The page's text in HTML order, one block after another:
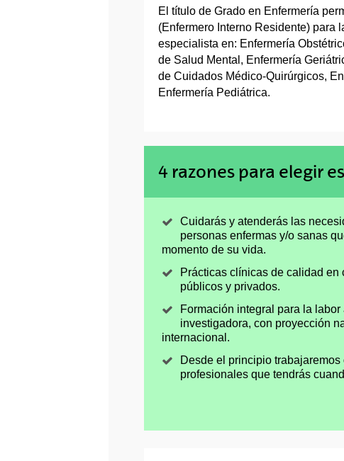
El título de Grado en Enfermería
(Enfermero Interno Residente) para
especialista en: Enfermería
de Salud Mental, Enfermería
de Cuidados Médico-Quirúrgicos,
Enfermería Pediátrica.
4 razones para elegir
Cuidarás y atenderás las
personas enfermas y/o sanas
momento de su vida.
Prácticas clínicas de calidad en
públicos y privados.
Formación integral para la
investigadora, con proyección
internacional.
Desde el principio
profesionales que tendrás